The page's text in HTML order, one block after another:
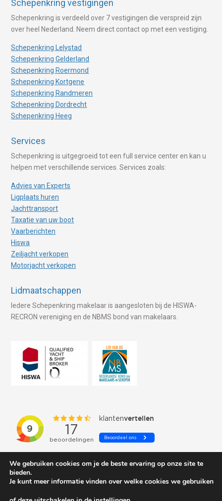
Schepenkring vestigingen
Schepenkring is verdeeld over 7 vestigingen die verspreid zijn
over heel Nederland. Neem direct contact op met een vestiging.
Schepenkring Lelystad
Schepenkring Gelderland
Schepenkring Roermond
Schepenkring Kortgene
Schepenkring Randmeren
Schepenkring Dordrecht
Schepenkring Heeg
Services
Schepenkring is uitgegroeid tot een full service center en kan u
helpen met verschillende services. Services zoals:
Advies van Experts
Ligplaats huren
Jachttransport
Taxatie van uw boot
Vaarberichten
Hiswa
Zeiljacht verkopen
Motorjacht verkopen
Lidmaatschappen
Iedere Schepenkring makelaar is aangesloten bij de HISWA-
RECRON vereniging en de NBMS bond van makelaars.
We gebruiken cookies om je de beste ervaring op onze site te
bieden.
Je kunt meer informatie vinden over welke cookies we gebruiken